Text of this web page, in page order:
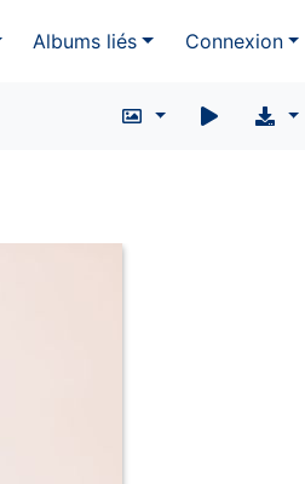
Albums liés Connexion